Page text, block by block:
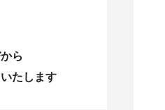
ら
たします